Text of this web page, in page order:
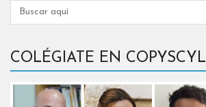
COLÉGIATE EN COPYSCYL